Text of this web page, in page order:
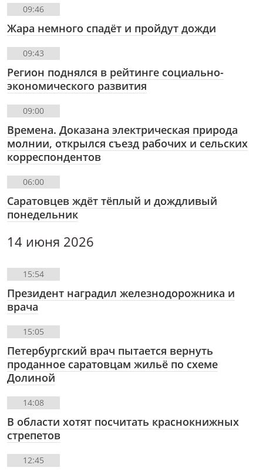
09:46
Жара немного спадёт и пройдут дожди
09:43
Регион поднялся в рейтинге социально-
экономического развития
09:00
Времена. Доказана электрическая природа
молнии, открылся съезд рабочих и сельских
корреспондентов
06:00
Саратовцев ждёт тёплый и дождливый
понедельник
14 июня 2026
15:54
Президент наградил железнодорожника и
врача
15:05
Петербургский врач пытается вернуть
проданное саратовцам жильё по схеме
Долиной
14:08
В области хотят посчитать краснокнижных
стрепетов
12:45